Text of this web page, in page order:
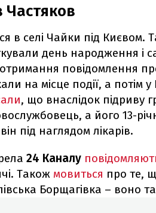
Частяков
в селі Чайки під Києвом.
день народження і
отримання повідомлення
на місце події, а потім у
, що внаслідок підриву
а його 13-
під наглядом лікарів.
24 Каналу
Також мовиться про те,
Борщагівка – воно